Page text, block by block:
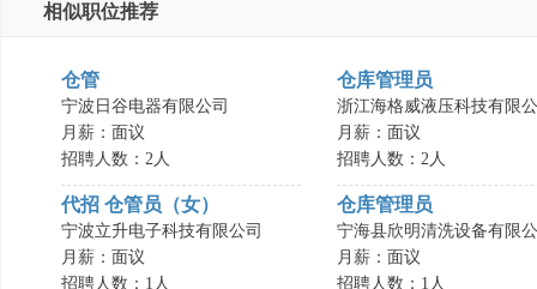
相似职位推荐
仓管
宁波日谷电器有限公司
月薪：面议
招聘人数：2人
仓库管理员
浙江海格威液压科技有限
月薪：面议
招聘人数：2人
代招 仓管员（女）
宁波立升电子科技有限公司
月薪：面议
招聘人数：1人
仓库管理员
宁海县欣明清洗设备有限
月薪：面议
招聘人数：1人